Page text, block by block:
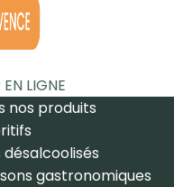
LIGNE
nos produits
désalcoolisés
gastronomiques